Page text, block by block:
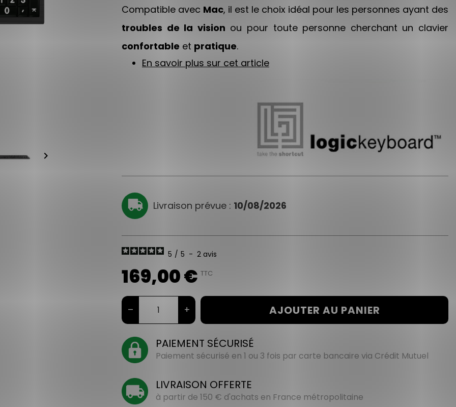
keyboard_arrow_right
Compatible avec Mac, il est le choix idéal pour les personnes ayant des
troubles de la vision ou pour toute personne cherchant un clavier
confortable et pratique.
En savoir plus sur cet article
Livraison prévue : 10/08/2026
5 / 5 - 2 avis
169,00 € TTC
– + AJOUTER AU PANIER
PAIEMENT SÉCURISÉ
Paiement sécurisé en 1 ou 3 fois par carte bancaire via Crédit Mutuel
LIVRAISON OFFERTE
à partir de 150 € d'achats en France métropolitaine